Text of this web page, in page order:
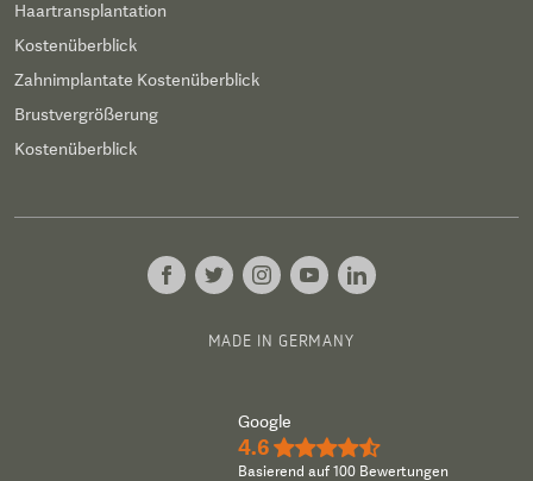
Haartransplantation
Kostenüberblick
Zahnimplantate Kostenüberblick
Brustvergrößerung
Kostenüberblick
MADE IN GERMANY
Google
4.6 ★★★★½
Basierend auf 100 Bewertungen